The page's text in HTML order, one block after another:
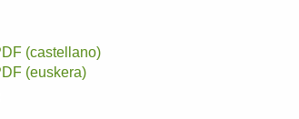
(castellano)
(euskera)